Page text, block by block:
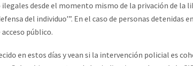
desde el momento mismo de la privación de la
del individuo’”. En el caso de personas detenidas
acceso público.
en estos días y vean si la intervención policial es